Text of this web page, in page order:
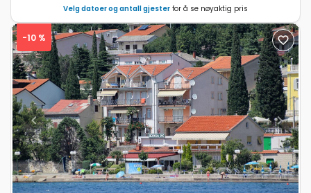
Velg datoer og antall gjester for å se nøyaktig pris
Previous Next
-10 %